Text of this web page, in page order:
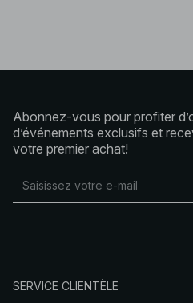
Abonnez-vous pour profiter
d’événements exclusifs et
votre premier achat!
SERVICE CLIENTÈLE